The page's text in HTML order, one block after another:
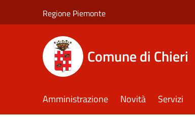
Regione Piemonte
Comune di Chieri
Amministrazione Novità Servizi